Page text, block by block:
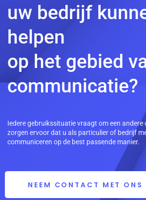
uw bedrijf
helpen
op het gebied
communicatie?
Iedere gebruikssituatie vraagt om een andere
zorgen ervoor dat u als particulier of bedrijf
communiceren op de best passende manier.
NEEM CONTACT MET ONS